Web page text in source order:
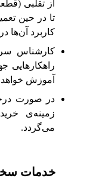
از تقلبی
تا در حین
کاربرد آن‌ها
کارشناس
راهکارهایی
آموزش خواهد
در صورت
زمینه‌ی
می‌گردد.
خدمات